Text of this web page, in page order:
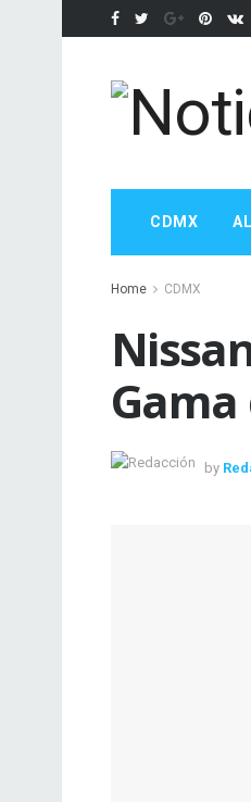
CDMX
Home CDMX
by